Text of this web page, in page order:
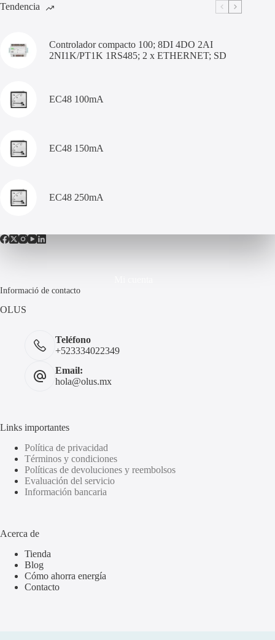
Tendencia
Controlador compacto 100; 8DI 4DO 2AI
2NI1K/PT1K 1RS485; 2 x ETHERNET; SD
EC48 100mA
EC48 150mA
EC48 250mA
Informació de contacto
OLUS
Teléfono
+523334022349
Email:
hola@olus.mx
Links importantes
Política de privacidad
Términos y condiciones
Políticas de devoluciones y reembolsos
Evaluación del servicio
Información bancaria
Acerca de
Tienda
Blog
Cómo ahorra energía
Contacto